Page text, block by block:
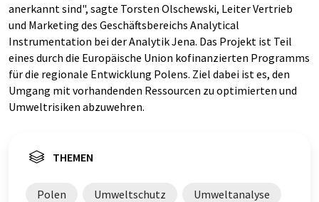
anerkannt sind", sagte Torsten Olschewski, Leiter Vertrieb
und Marketing des Geschäftsbereichs Analytical
Instrumentation bei der Analytik Jena. Das Projekt ist Teil
eines durch die Europäische Union kofinanzierten Programms
für die regionale Entwicklung Polens. Ziel dabei ist es, den
Umgang mit vorhandenden Ressourcen zu optimierten und
Umweltrisiken abzuwehren.
THEMEN
Polen Umweltschutz Umweltanalyse